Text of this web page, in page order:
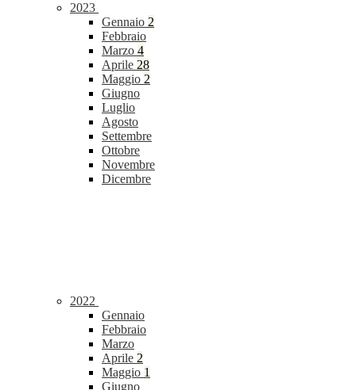
2023
Gennaio 2
Febbraio
Marzo 4
Aprile 28
Maggio 2
Giugno
Luglio
Agosto
Settembre
Ottobre
Novembre
Dicembre
2022
Gennaio
Febbraio
Marzo
Aprile 2
Maggio 1
Giugno